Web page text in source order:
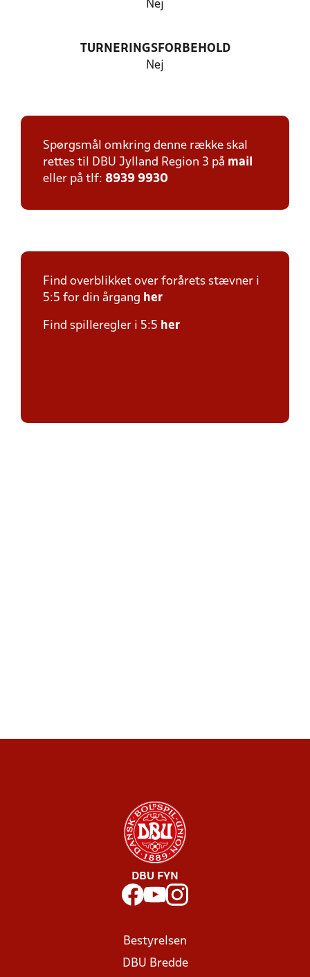
Nej
TURNERINGSFORBEHOLD
Nej
Spørgsmål omkring denne række skal
rettes til DBU Jylland Region 3 på mail
eller på tlf: 8939 9930
Find overblikket over forårets stævner i
5:5 for din årgang her
Find spilleregler i 5:5 her
DBU FYN
Bestyrelsen
DBU Bredde